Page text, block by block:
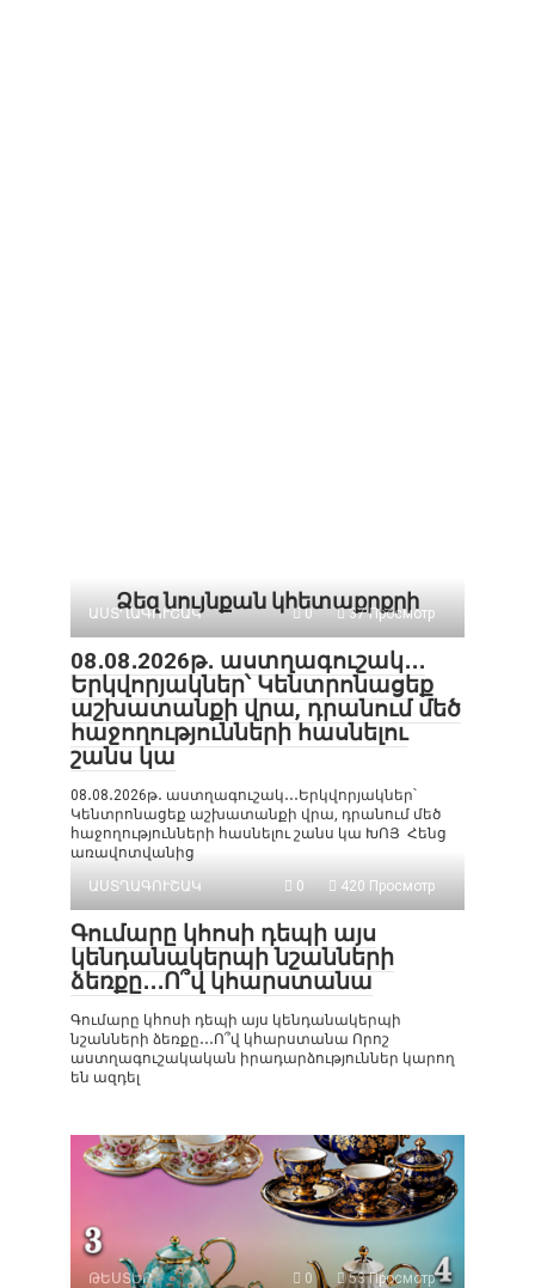
Ձեզ նույնքան կհետաքրքրի
ԱՍՏՂԱԳՈՒՇԱԿ 0 37 Просмотр
08․08․2026թ․ աստղագուշակ․․․
Երկվորյակներ՝ Կենտրոնացեք
աշխատանքի վրա, դրանում մեծ
հաջողությունների հասնելու
շանս կա
08․08․2026թ․ աստղագուշակ․․․Երկվորյակներ՝
Կենտրոնացեք աշխատանքի վրա, դրանում մեծ
հաջողությունների հասնելու շանս կա ԽՈՅ Հենց
առավոտվանից
ԱՍՏՂԱԳՈՒՇԱԿ
0 420 Просмотр
Գումարը կհոսի դեպի այս
կենդանակերպի նշանների
ձեռքը․․․Ո՞վ կհարստանա
Գումարը կհոսի դեպի այս կենդանակերպի
նշանների ձեռքը․․․Ո՞վ կհարստանա Որոշ
աստղագուշակական իրադարձություններ կարող
են ազդել
ԹԵՍՏԵՐ 0 53 Просмотр